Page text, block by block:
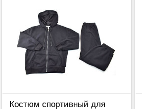
Костюм спортивный для